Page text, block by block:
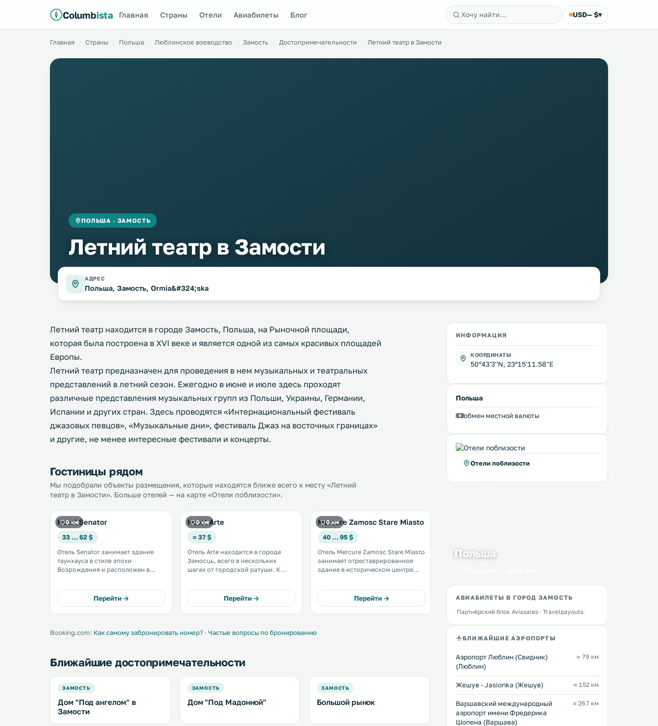
Columbista Главная Страны Отели Авиабилеты Блог USD— $▾
Главная Страны Польша Люблинское воеводство Замость Достопримечательности Летний театр в Замости
ПОЛЬША · ЗАМОСТЬ
Летний театр в Замости
АДРЕС
Польша, Замость, Ormia&#324;ska
Летний театр находится в городе Замость, Польша, на Рыночной площади,
которая была построена в XVI веке и является одной из самых красивых площадей
Европы.
Летний театр предназначен для проведения в нем музыкальных и театральных
представлений в летний сезон. Ежегодно в июне и июле здесь проходят
различные представления музыкальных групп из Польши, Украины, Германии,
Испании и других стран. Здесь проводятся «Интернациональный фестиваль
джазовых певцов», «Музыкальные дни», фестиваль Джаз на восточных границах»
и другие, не менее интересные фестивали и концерты.
Гостиницы рядом
Мы подобрали объекты размещения, которые находятся ближе всего к месту «Летний
театр в Замости». Больше отелей — на карте «Отели поблизости».
0 км
Hotel Senator
33 … 62 $
Отель Senator занимает здание
таунхауса в стиле эпохи
Возрождения и расположен в
объектов Всемирного наследия
ЮНЕСКО. .
Перейти →
0 км
Hotel Arte
≈ 37 $
Отель Arte находится в городе
Замосць, всего в нескольких
шагах от городской ратуши. К
территории обустроена
бесплатная частная парковка. .
Перейти →
0 км
Mercure Zamosc Stare Miasto
40 … 95 $
Отель Mercure Zamosc Stare Miasto
занимает отреставрированное
здание в историческом центре
подчеркивается традиционным
гостеприимством и уровнем
профессионализма сотрудников. .
Перейти →
Гостевой дом Morandówka
расположен в городе Замосць, в
на всей территории. При гостевом
доме работает бар. .
Перейти →
животных. В числе удобств
душем укомплектована
полотенцами. .
Booking.com: Как самому забронировать номер? · Частые вопросы по бронированию
Ближайшие достопримечательности
ЗАМОСТЬ
Дом "Под ангелом" в
Замости
ЗАМОСТЬ
Дом "Под Мадонной"
ЗАМОСТЬ
Большой рынок
ИНФОРМАЦИЯ
КООРДИНАТЫ
50°43'3''N, 23°15'11.58''E
Польша
обмен местной валюты
Отели поблизости
Польша
АВИАБИЛЕТЫ В ГОРОД ЗАМОСТЬ
Партнёрский блок Aviasales · Travelpayouts.
БЛИЖАЙШИЕ АЭРОПОРТЫ
Аэропорт Люблин (Свидник)
(Люблин)
≈ 79 км
Жешув - Jasionka (Жешув) ≈ 152 км
Варшавский международный
аэропорт имени Фредерика
Шопена (Варшава)
≈ 267 км